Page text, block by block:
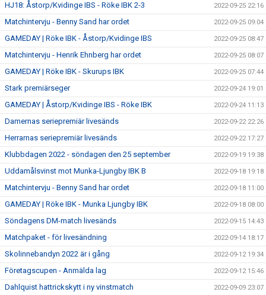
HJ18: Åstorp/Kvidinge IBS - Röke IBK 2-3 2022-09-25 22:16
Matchintervju - Benny Sand har ordet 2022-09-25 09:04
GAMEDAY | Röke IBK - Åstorp/Kvidinge IBS 2022-09-25 08:47
Matchintervju - Henrik Ehnberg har ordet 2022-09-25 08:07
GAMEDAY | Röke IBK - Skurups IBK 2022-09-25 07:44
Stark premiärseger 2022-09-24 19:01
GAMEDAY | Åstorp/Kvidinge IBS - Röke IBK 2022-09-24 11:13
Damernas seriepremiär livesänds 2022-09-22 22:26
Herrarnas seriepremiär livesänds 2022-09-22 17:27
Klubbdagen 2022 - söndagen den 25 september 2022-09-19 19:38
Uddamålsvinst mot Munka-Ljungby IBK B 2022-09-18 19:18
Matchintervju - Benny Sand har ordet 2022-09-18 11:00
GAMEDAY | Röke IBK - Munka Ljungby IBK 2022-09-18 08:00
Söndagens DM-match livesänds 2022-09-15 14:43
Matchpaket - för livesändning 2022-09-14 18:17
Skolinnebandyn 2022 är i gång 2022-09-12 19:34
Företagscupen - Anmälda lag 2022-09-12 15:46
Dahlquist hattrickskytt i ny vinstmatch 2022-09-09 23:07